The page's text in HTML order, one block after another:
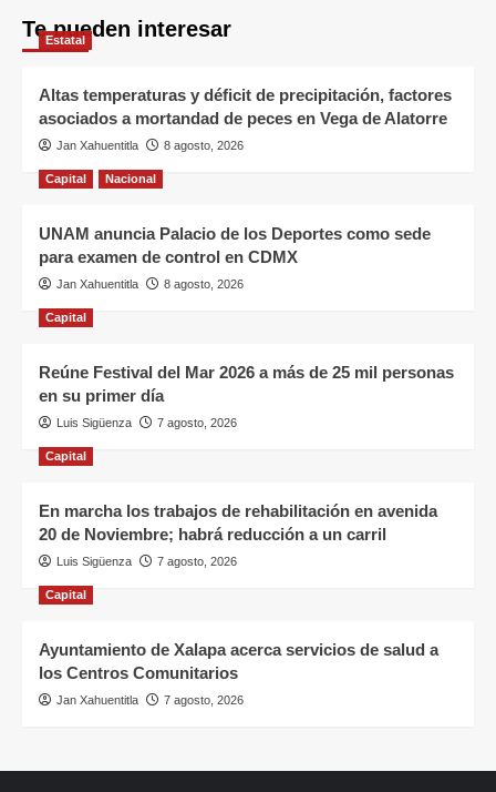
Te pueden interesar
Estatal
Altas temperaturas y déficit de precipitación, factores
asociados a mortandad de peces en Vega de Alatorre
Jan Xahuentitla 8 agosto, 2026
Capital Nacional
UNAM anuncia Palacio de los Deportes como sede
para examen de control en CDMX
Jan Xahuentitla 8 agosto, 2026
Capital
Reúne Festival del Mar 2026 a más de 25 mil personas
en su primer día
Luis Sigüenza 7 agosto, 2026
Capital
En marcha los trabajos de rehabilitación en avenida
20 de Noviembre; habrá reducción a un carril
Luis Sigüenza 7 agosto, 2026
Capital
Ayuntamiento de Xalapa acerca servicios de salud a
los Centros Comunitarios
Jan Xahuentitla 7 agosto, 2026